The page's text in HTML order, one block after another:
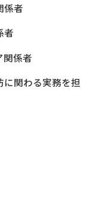
係者
者
関係者
に関わる実務を担